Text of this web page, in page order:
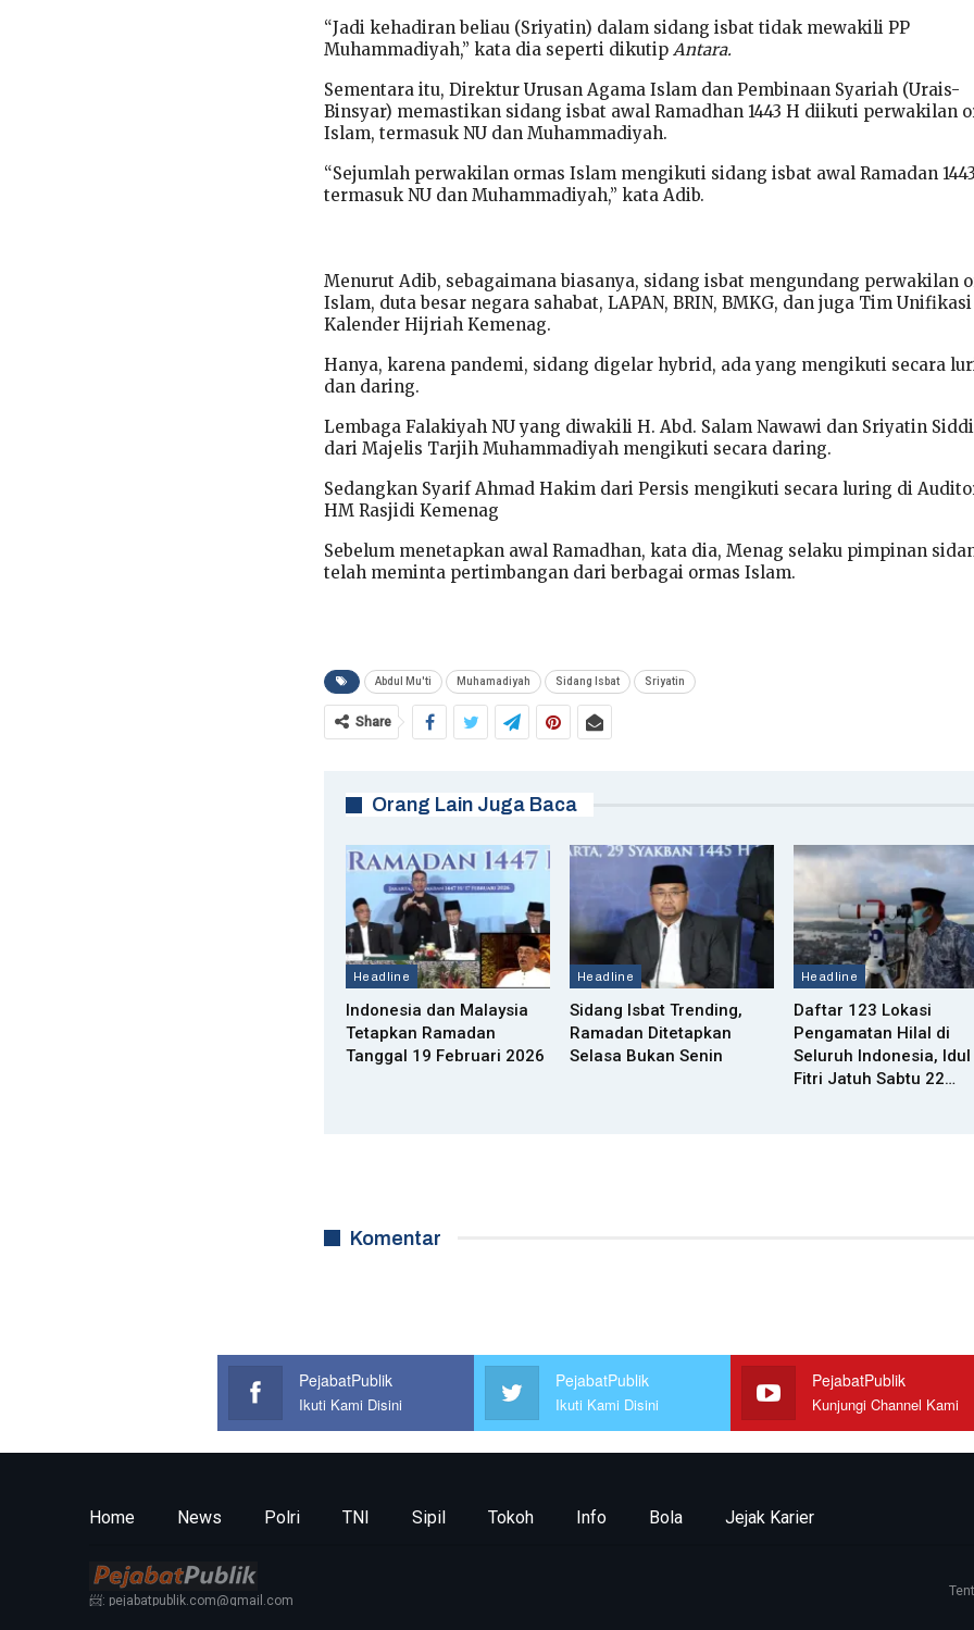
“Jadi kehadiran beliau (Sriyatin) dalam sidang isbat tidak mewakili PP
Muhammadiyah,” kata dia seperti dikutip Antara.
Sementara itu, Direktur Urusan Agama Islam dan Pembinaan Syariah (Urais-
Binsyar) memastikan sidang isbat awal Ramadhan 1443 H diikuti perwakilan
Islam, termasuk NU dan Muhammadiyah.
“Sejumlah perwakilan ormas Islam mengikuti sidang isbat awal Ramadan
termasuk NU dan Muhammadiyah,” kata Adib.
Menurut Adib, sebagaimana biasanya, sidang isbat mengundang perwakilan
Islam, duta besar negara sahabat, LAPAN, BRIN, BMKG, dan juga Tim Unifikasi
Kalender Hijriah Kemenag.
Hanya, karena pandemi, sidang digelar hybrid, ada yang mengikuti secara
dan daring.
Lembaga Falakiyah NU yang diwakili H. Abd. Salam Nawawi dan Sriyatin
dari Majelis Tarjih Muhammadiyah mengikuti secara daring.
Sedangkan Syarif Ahmad Hakim dari Persis mengikuti secara luring di
HM Rasjidi Kemenag
Sebelum menetapkan awal Ramadhan, kata dia, Menag selaku pimpinan
telah meminta pertimbangan dari berbagai ormas Islam.
Abdul Mu'ti Muhamadiyah Sidang Isbat Sriyatin
Share
Orang Lain Juga Baca
Headline
Indonesia dan Malaysia
Tetapkan Ramadan
Tanggal 19 Februari 2026
Headline
Sidang Isbat Trending,
Ramadan Ditetapkan
Selasa Bukan Senin
Headline
Daftar 123 Lokasi
Pengamatan Hilal di
Seluruh Indonesia, Idul
Fitri Jatuh Sabtu 22…
Komentar
PejabatPublik
Ikuti Kami Disini
PejabatPublik
Ikuti Kami Disini
PejabatPublik
Kunjungi Channel Kami
Home News Polri TNI Sipil Tokoh Info Bola Jejak Karier
📨: pejabatpublik.com@gmail.com